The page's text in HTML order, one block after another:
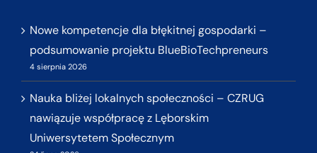
Nowe kompetencje dla błękitnej gospodarki –
podsumowanie projektu BlueBioTechpreneurs
4 sierpnia 2026
Nauka bliżej lokalnych społeczności – CZRUG
nawiązuje współpracę z Lęborskim
Uniwersytetem Społecznym